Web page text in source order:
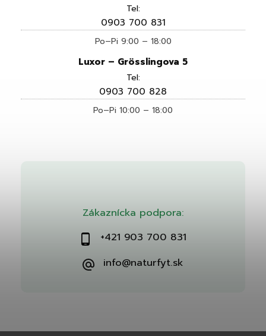
Zákaznícka podpora:
+421 903 700 831
info@naturfyt.sk
Tel:
0903 700 831
Po–Pi 9:00 – 18:00
Luxor – Grösslingova 5
Tel:
0903 700 828
Po–Pi 10:00 – 18:00